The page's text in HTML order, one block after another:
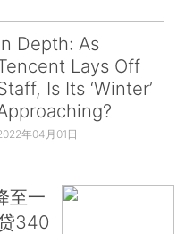
Depth: As
Lays Off
Is Its ‘Winter’
年04月01日
至一
340